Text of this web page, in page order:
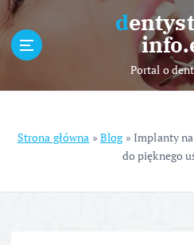
e
dentystyka-
Portal o
Strona główna » Blog» Implanty
do pięknego